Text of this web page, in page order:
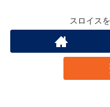
スロイス